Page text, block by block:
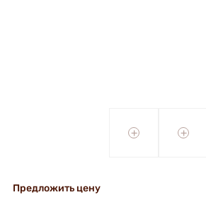
+ +
Предложить цену